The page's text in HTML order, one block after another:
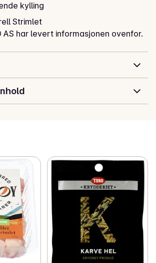
kylling
Strimlet
AS har levert informasjonen ovenfor.